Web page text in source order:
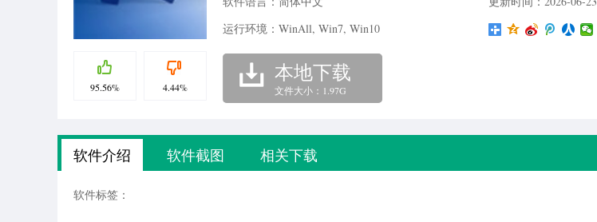
95.56% 4.44%
运行环境：WinAll, Win7, Win10
本地下载
文件大小：1.97G
软件介绍 软件截图 相关下载
软件标签：